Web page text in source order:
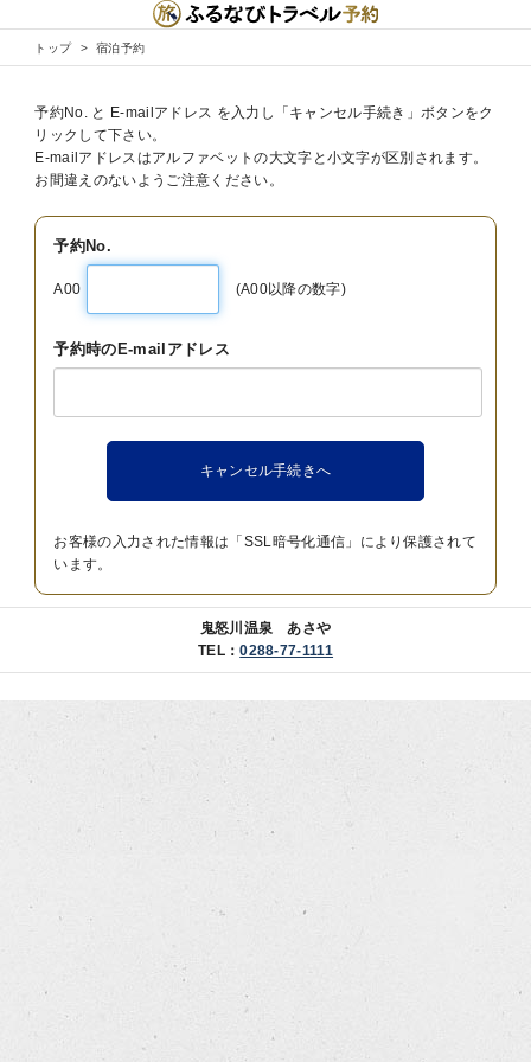
トップ 宿泊予約
予約No. と E-mailアドレス を入力し「キャンセル手続き」ボタンをク
リックして下さい。
E-mailアドレスはアルファベットの大文字と小文字が区別されます。
お間違えのないようご注意ください。
予約No.
A00 (A00以降の数字)
予約時のE-mailアドレス
お客様の入力された情報は「SSL暗号化通信」により保護されて
います。
鬼怒川温泉 あさや
TEL：0288-77-1111